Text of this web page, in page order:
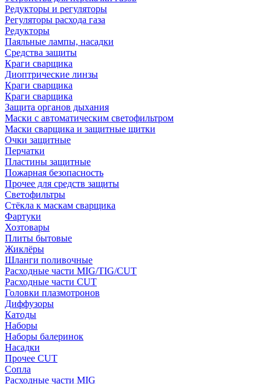
Редукторы и регуляторы
Регуляторы расхода газа
Редукторы
Паяльные лампы, насадки
Средства защиты
Краги сварщика
Диоптрические линзы
Краги сварщика
Краги сварщика
Защита органов дыхания
Маски с автоматическим светофильтром
Маски сварщика и защитные щитки
Очки защитные
Перчатки
Пластины защитные
Пожарная безопасность
Прочее для средств защиты
Светофильтры
Стёкла к маскам сварщика
Фартуки
Хозтовары
Плиты бытовые
Жиклёры
Шланги поливочные
Расходные части MIG/TIG/CUT
Расходные части CUT
Головки плазмотронов
Диффузоры
Катоды
Наборы
Наборы балеринок
Насадки
Прочее CUT
Сопла
Расходные части MIG